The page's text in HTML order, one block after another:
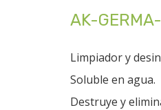
AK-
Limpiador y
Soluble en agua.
Destruye y